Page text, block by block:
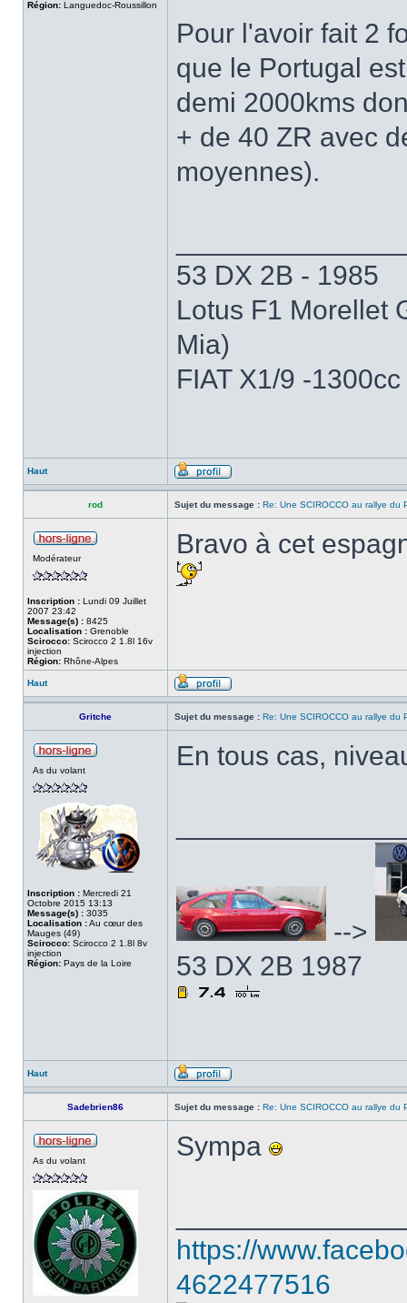
Région: Languedoc-Roussillon
Pour l'avoir fait 2
que le Portugal
demi 2000kms
+ de 40 ZR avec
moyennes).
53 DX 2B - 1985
Lotus F1 Morellet
Mia)
FIAT X1/9 -
Haut
rod Sujet du message : Re: Une SCIROCCO au rallye du
Modérateur
Inscription : Lundi 09 Juillet
2007 23:42
Message(s) : 8425
Localisation : Grenoble
Scirocco: Scirocco 2 1.8l 16v
injection
Région: Rhône-Alpes
Bravo à cet
Haut
Gritche Sujet du message : Re: Une SCIROCCO au rallye du
As du volant
Inscription : Mercredi 21
Octobre 2015 13:13
Message(s) : 3035
Localisation :Au cœur des
Mauges (49)
Scirocco: Scirocco 2 1.8l 8v
injection
Région: Pays de la Loire
En tous cas,
-->
53 DX 2B 1987
Haut
Sadebrien86 Sujet du message : Re: Une SCIROCCO au rallye du
As du volant Sympa
https://
4622477516